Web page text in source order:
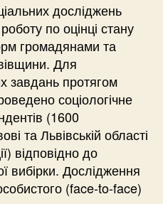
досліджень
по оцінці стану
громадянами та
Для
завдань протягом
соціологічне
(1600
та Львівській області
відповідно до
вибірки. Дослідження
(face-to-face)